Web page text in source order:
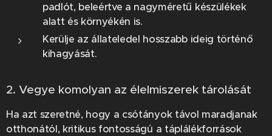
padlót, beleértve a nagyméretű készülékek
alatt és környékén is.
Kerülje az állateledel hosszabb ideig történő
kihagyását.
2. Vegye komolyan az élelmiszerek tárolását
Ha azt szeretné, hogy a csótányok távol maradjanak
otthonától, kritikus fontosságú a táplálékforrások